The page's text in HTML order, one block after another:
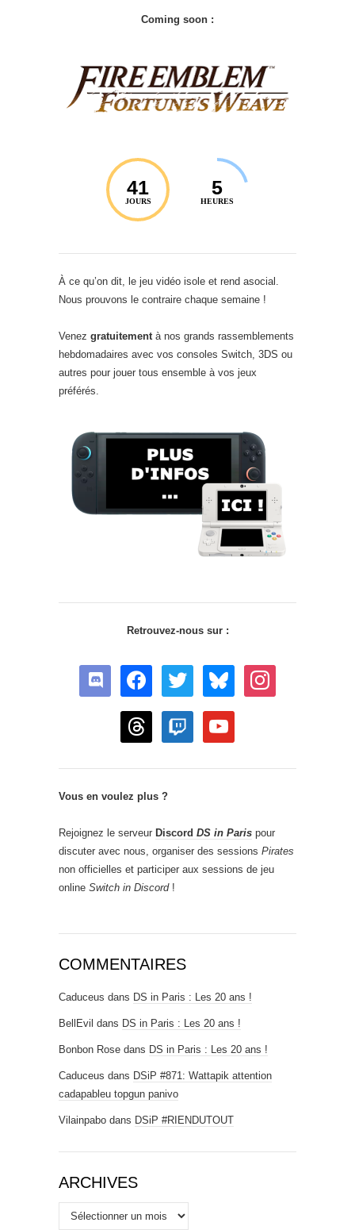
Coming soon :
41
JOURS
5
HEURES
À ce qu’on dit, le jeu vidéo isole et rend asocial.
Nous prouvons le contraire chaque semaine !
Venez gratuitement à nos grands rassemblements
hebdomadaires avec vos consoles Switch, 3DS ou
autres pour jouer tous ensemble à vos jeux
préférés.
Retrouvez-nous sur :
discord facebook twitter bluesky instagram
threads twitch youtube
Vous en voulez plus ?
Rejoignez le serveur Discord DS in Paris pour
discuter avec nous, organiser des sessions Pirates
non officielles et participer aux sessions de jeu
online Switch in Discord!
COMMENTAIRES
Caduceus dans DS in Paris : Les 20 ans !
BellEvil dans DS in Paris : Les 20 ans !
Bonbon Rose dans DS in Paris : Les 20 ans !
Caduceus dans DSiP #871: Wattapik attention
cadapableu topgun panivo
Vilainpabo dans DSiP #RIENDUTOUT
ARCHIVES
Archives